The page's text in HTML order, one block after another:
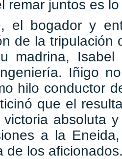
remar juntos es
el bogador y
de la
madrina,
Iñigo
hilo conductor
que el
victoria absoluta
a la
de los